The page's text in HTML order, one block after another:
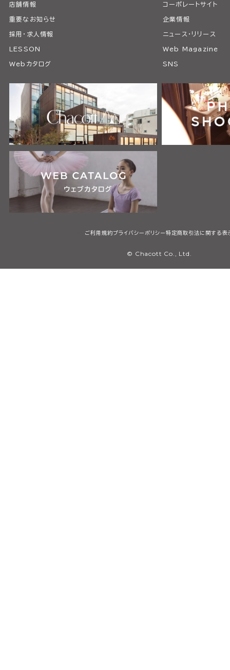
店舗情報 コーポレートサイト
重要なお知らせ 企業情報
採用・求人情報 ニュース・リリース
LESSON Web Magazine
Webカタログ SNS
ご利用規約プライバシーポリシー特定商取引法に関する表
© Chacott Co., Ltd.